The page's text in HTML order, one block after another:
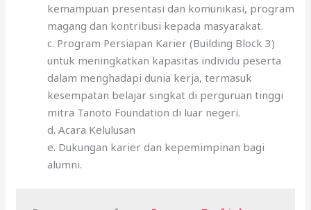
kemampuan presentasi dan komunikasi, program
magang dan kontribusi kepada masyarakat.
c. Program Persiapan Karier (Building Block 3)
untuk meningkatkan kapasitas individu peserta
dalam menghadapi dunia kerja, termasuk
kesempatan belajar singkat di perguruan tinggi
mitra Tanoto Foundation di luar negeri.
d. Acara Kelulusan
e. Dukungan karier dan kepemimpinan bagi
alumni.